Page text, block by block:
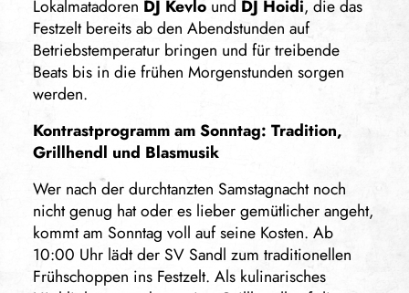
Lokalmatadoren DJ Kevlo und DJ Hoidi, die das
Festzelt bereits ab den Abendstunden auf
Betriebstemperatur bringen und für treibende
Beats bis in die frühen Morgenstunden sorgen
werden.
Kontrastprogramm am Sonntag: Tradition,
Grillhendl und Blasmusik
Wer nach der durchtanzten Samstagnacht noch
nicht genug hat oder es lieber gemütlicher angeht,
kommt am Sonntag voll auf seine Kosten. Ab
10:00 Uhr lädt der SV Sandl zum traditionellen
Frühschoppen ins Festzelt. Als kulinarisches